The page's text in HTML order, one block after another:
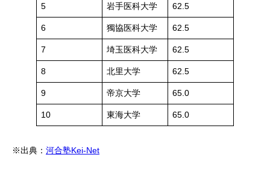
5 岩手医科大学 62.5
6 獨協医科大学 62.5
7 埼玉医科大学 62.5
8 北里大学 62.5
9 帝京大学 65.0
10 東海大学 65.0
※出典： 河合塾Kei-Net